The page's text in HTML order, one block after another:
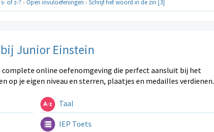
of z-? › Open invuloefeningen › Schrijf het woord in de zin [3]
Junior Einstein
online oefenomgeving die perfect aansluit bij het
op je eigen niveau en sterren, plaatjes en medailles verdienen.
Taal
IEP Toets